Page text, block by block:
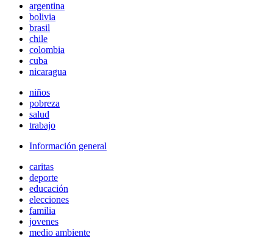
argentina
bolivia
brasil
chile
colombia
cuba
nicaragua
niños
pobreza
salud
trabajo
Información general
caritas
deporte
educación
elecciones
familia
jovenes
medio ambiente